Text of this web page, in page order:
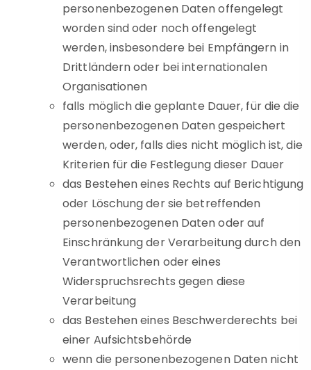
personenbezogenen Daten offengelegt
worden sind oder noch offengelegt
werden, insbesondere bei Empfängern in
Drittländern oder bei internationalen
Organisationen
falls möglich die geplante Dauer, für die die
personenbezogenen Daten gespeichert
werden, oder, falls dies nicht möglich ist, die
Kriterien für die Festlegung dieser Dauer
das Bestehen eines Rechts auf Berichtigung
oder Löschung der sie betreffenden
personenbezogenen Daten oder auf
Einschränkung der Verarbeitung durch den
Verantwortlichen oder eines
Widerspruchsrechts gegen diese
Verarbeitung
das Bestehen eines Beschwerderechts bei
einer Aufsichtsbehörde
wenn die personenbezogenen Daten nicht